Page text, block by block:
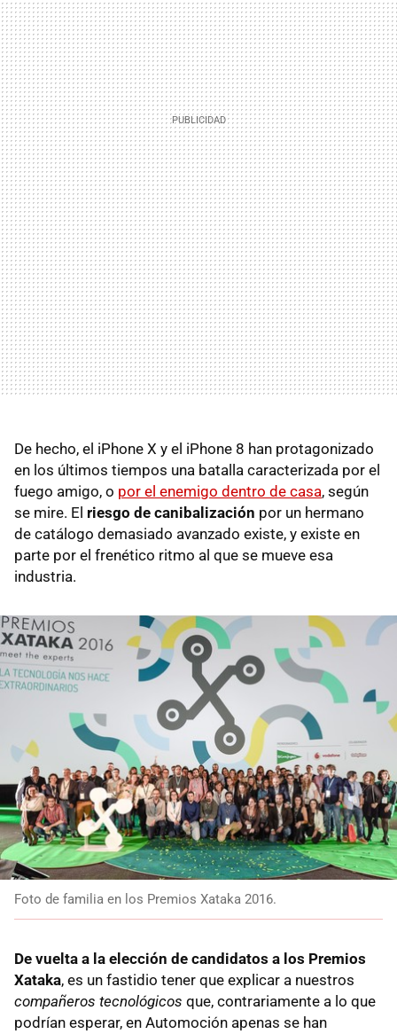
De hecho, el iPhone X y el iPhone 8 han protagonizado
en los últimos tiempos una batalla caracterizada por el
fuego amigo, o por el enemigo dentro de casa, según
se mire. El riesgo de canibalización por un hermano
de catálogo demasiado avanzado existe, y existe en
parte por el frenético ritmo al que se mueve esa
industria.
Foto de familia en los Premios Xataka 2016.
De vuelta a la elección de candidatos a los Premios
Xataka, es un fastidio tener que explicar a nuestros
compañeros tecnológicos que, contrariamente a lo que
podrían esperar, en Automoción apenas se han